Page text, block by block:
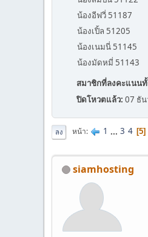
น้องอีฟวี่ 51187
น้องเปิ้ล 51205
น้องเนมนี่ 51145
น้องมัดหมี่ 51143
สมาชิกที่ลงคะแนน
ปิดโหวตแล้ว: 07 ธั
ลง หน้า 1 ... 3 4 5
siamhosting